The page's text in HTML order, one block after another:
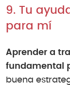
9. Tu
para mí
Aprender a
fundamental
buena